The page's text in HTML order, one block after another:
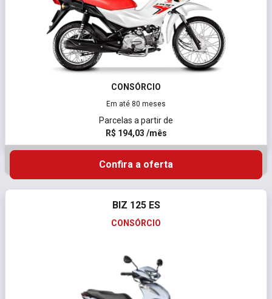
CONSÓRCIO
Em até 80 meses
Parcelas a partir de
R$ 194,03 /mês
Confira a oferta
BIZ 125 ES
CONSÓRCIO